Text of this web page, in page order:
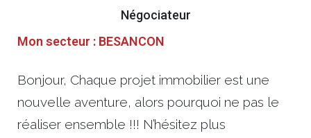
Négociateur
Mon secteur : BESANCON
Bonjour, Chaque projet immobilier est une
nouvelle aventure, alors pourquoi ne pas le
réaliser ensemble !!! N’hésitez plus